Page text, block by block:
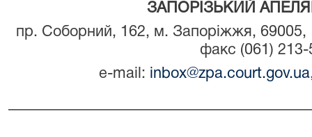
ЗАПОРІЗЬКИЙ
пр. Соборний, 162, м. Запоріжжя, 69005,
факс (061) 213-
e-mail: inbox@zpa.court.gov.ua